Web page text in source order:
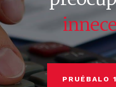
PRUÉBALO